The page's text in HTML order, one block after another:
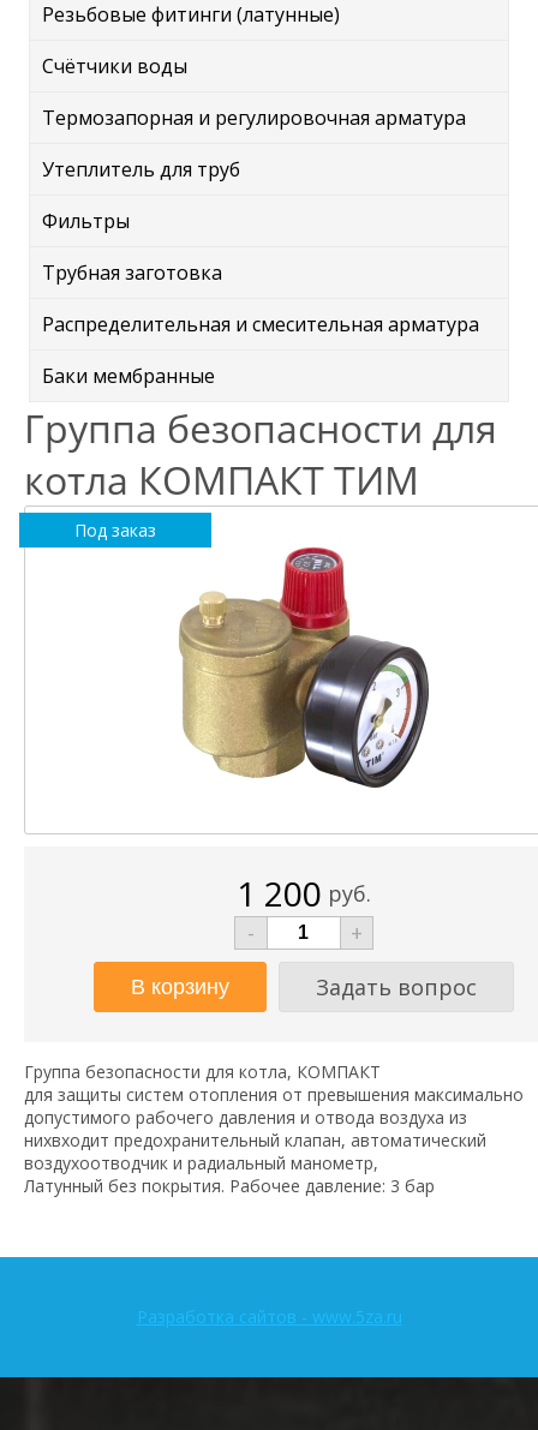
Резьбовые фитинги (латунные)
Счётчики воды
Термозапорная и регулировочная арматура
Утеплитель для труб
Фильтры
Трубная заготовка
Распределительная и смесительная арматура
Баки мембранные
Группа безопасности для
котла КОМПАКТ ТИМ
Под заказ
1 200 руб.
-
+
Задать вопрос
Группа безопасности для котла, КОМПАКТ
для защиты систем отопления от превышения максимально
допустимого рабочего давления и отвода воздуха из
нихвходит предохранительный клапан, автоматический
воздухоотводчик и радиальный манометр,
Латунный без покрытия. Рабочее давление: 3 бар
Разработка сайтов - www.5za.ru